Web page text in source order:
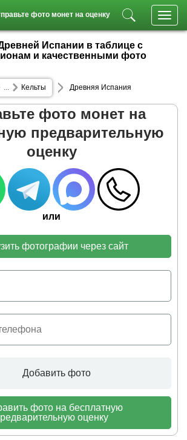
фото монет на оценку
Испании в таблице с
и качественными фото
Кельты
... Древняя Испания
фото монет на
предварительную
оценку
или
фотографии через сайт
Добавить фото
фото на бесплатную
оценку